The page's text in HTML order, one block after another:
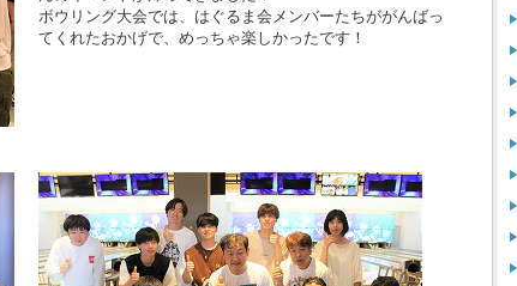
ボウリング大会では、はぐるま会メンバーたちががんばっ
てくれたおかげで、めっちゃ楽しかったです！